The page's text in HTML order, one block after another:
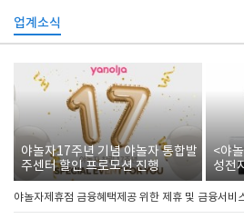
업계소식
야놀자17주년 기념 야놀자 통합발
주센터 할인 프로모션 진행
<야
성전
야놀자제휴점 금융혜택제공 위한 제휴 및 금융서비